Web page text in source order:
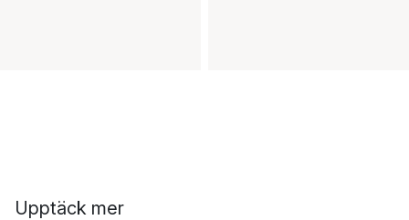
Upptäck mer